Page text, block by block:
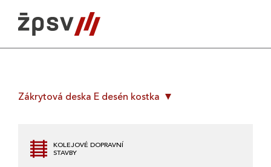
content
Zákrytová deska E desén kostka
KOLEJOVÉ DOPRAVNÍ
STAVBY